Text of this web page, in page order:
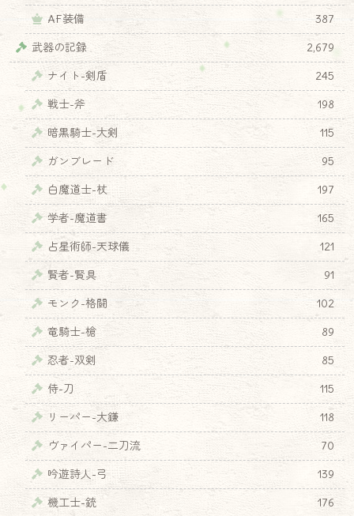
AF装備
387
武器の記録
2,679
ナイト-剣盾
245
戦士-斧
198
暗黒騎士-大剣
115
ガンブレード
95
白魔道士-杖
197
学者-魔道書
165
占星術師-天球儀
121
賢者-賢具
91
モンク-格闘
102
竜騎士-槍
89
忍者-双剣
85
侍-刀
115
リーパー-大鎌
118
ヴァイパー-二刀流
70
吟遊詩人-弓
139
機工士-銃
176